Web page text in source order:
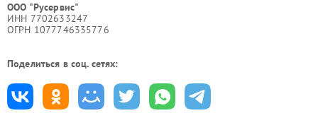
ООО "Русервис"
ИНН 7702633247
ОГРН 1077746335776
Поделиться в соц. сетях: